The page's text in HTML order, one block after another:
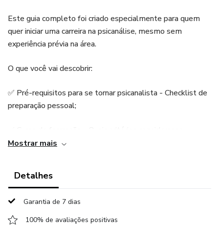
Este guia completo foi criado especialmente para quem
quer iniciar uma carreira na psicanálise, mesmo sem
experiência prévia na área.
O que você vai descobrir:
✅ Pré-requisitos para se tornar psicanalista - Checklist de
preparação pessoal;
momento da escolha do melhor Instituto de formação em
✅ Análise pessoal e Supervisão clínica - Como escolher
fundamental para a sua formação;
Mostrar mais
Detalhes
Garantia de 7 dias
100% de avaliações positivas